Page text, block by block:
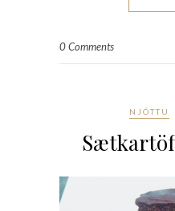
0 Comments
NJÓTTU